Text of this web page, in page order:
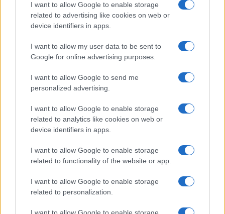
I want to allow Google to enable storage
related to advertising like cookies on web or
device identifiers in apps.
I want to allow my user data to be sent to
Google for online advertising purposes.
I want to allow Google to send me
personalized advertising.
I want to allow Google to enable storage
related to analytics like cookies on web or
device identifiers in apps.
I want to allow Google to enable storage
related to functionality of the website or app.
I want to allow Google to enable storage
related to personalization.
Chouchaa: chi è il calciatore algerino?
Union Berlino-Cagliari: dove vedere l’amichevole
estiva in diretta
indossato le due maglie
Il patrimonio di Alex Del Piero: tutti i guadagni di
Pinturicchio